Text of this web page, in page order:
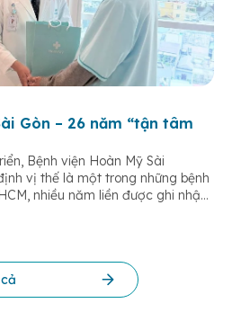
Gòn – 26 năm “tận tâm
Bệnh viện Hoàn Mỹ Sài
vị thế là một trong những bệnh
nhiều năm liền được ghi nhận
Điều tạo nên giá trị của […]